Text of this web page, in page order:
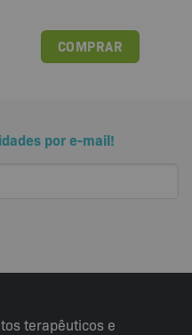
COMPRAR
por e-mail!
terapêuticos e